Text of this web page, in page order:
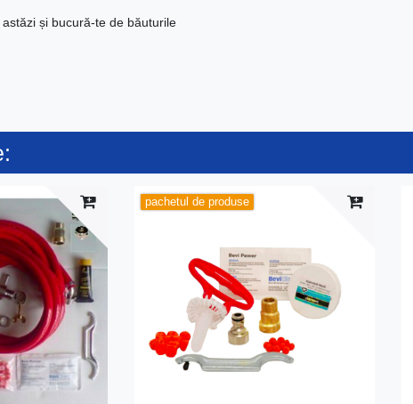
și bucură-te de băuturile
pachetul de produse